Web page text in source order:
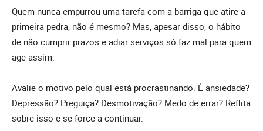
Quem nunca empurrou uma tarefa com a barriga que atire a
primeira pedra, não é mesmo? Mas, apesar disso, o hábito
de não cumprir prazos e adiar serviços só faz mal para quem
age assim.
Avalie o motivo pelo qual está procrastinando. É ansiedade?
Depressão? Preguiça? Desmotivação? Medo de errar? Reflita
sobre isso e se force a continuar.